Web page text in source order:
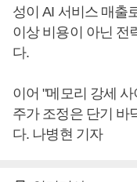
성이 AI 서비스 매출
이상 비용이 아닌 전
다.
이어 "메모리 강세
주가 조정은 단기 바
다. 나병현 기자